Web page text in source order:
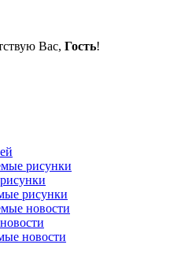
Вас, Гость!
рисунки
рисунки
новости
новости